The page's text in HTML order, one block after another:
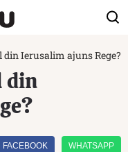
din Ierusalim ajuns Rege?
din
FACEBOOK WHATSAPP